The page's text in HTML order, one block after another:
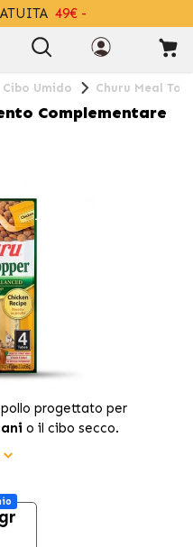
49€ -
Cibo Umido Churu Meal
Complementare
progettato per
o il cibo secco.
cereali che migliora la
sulla razione
e sapore extra.